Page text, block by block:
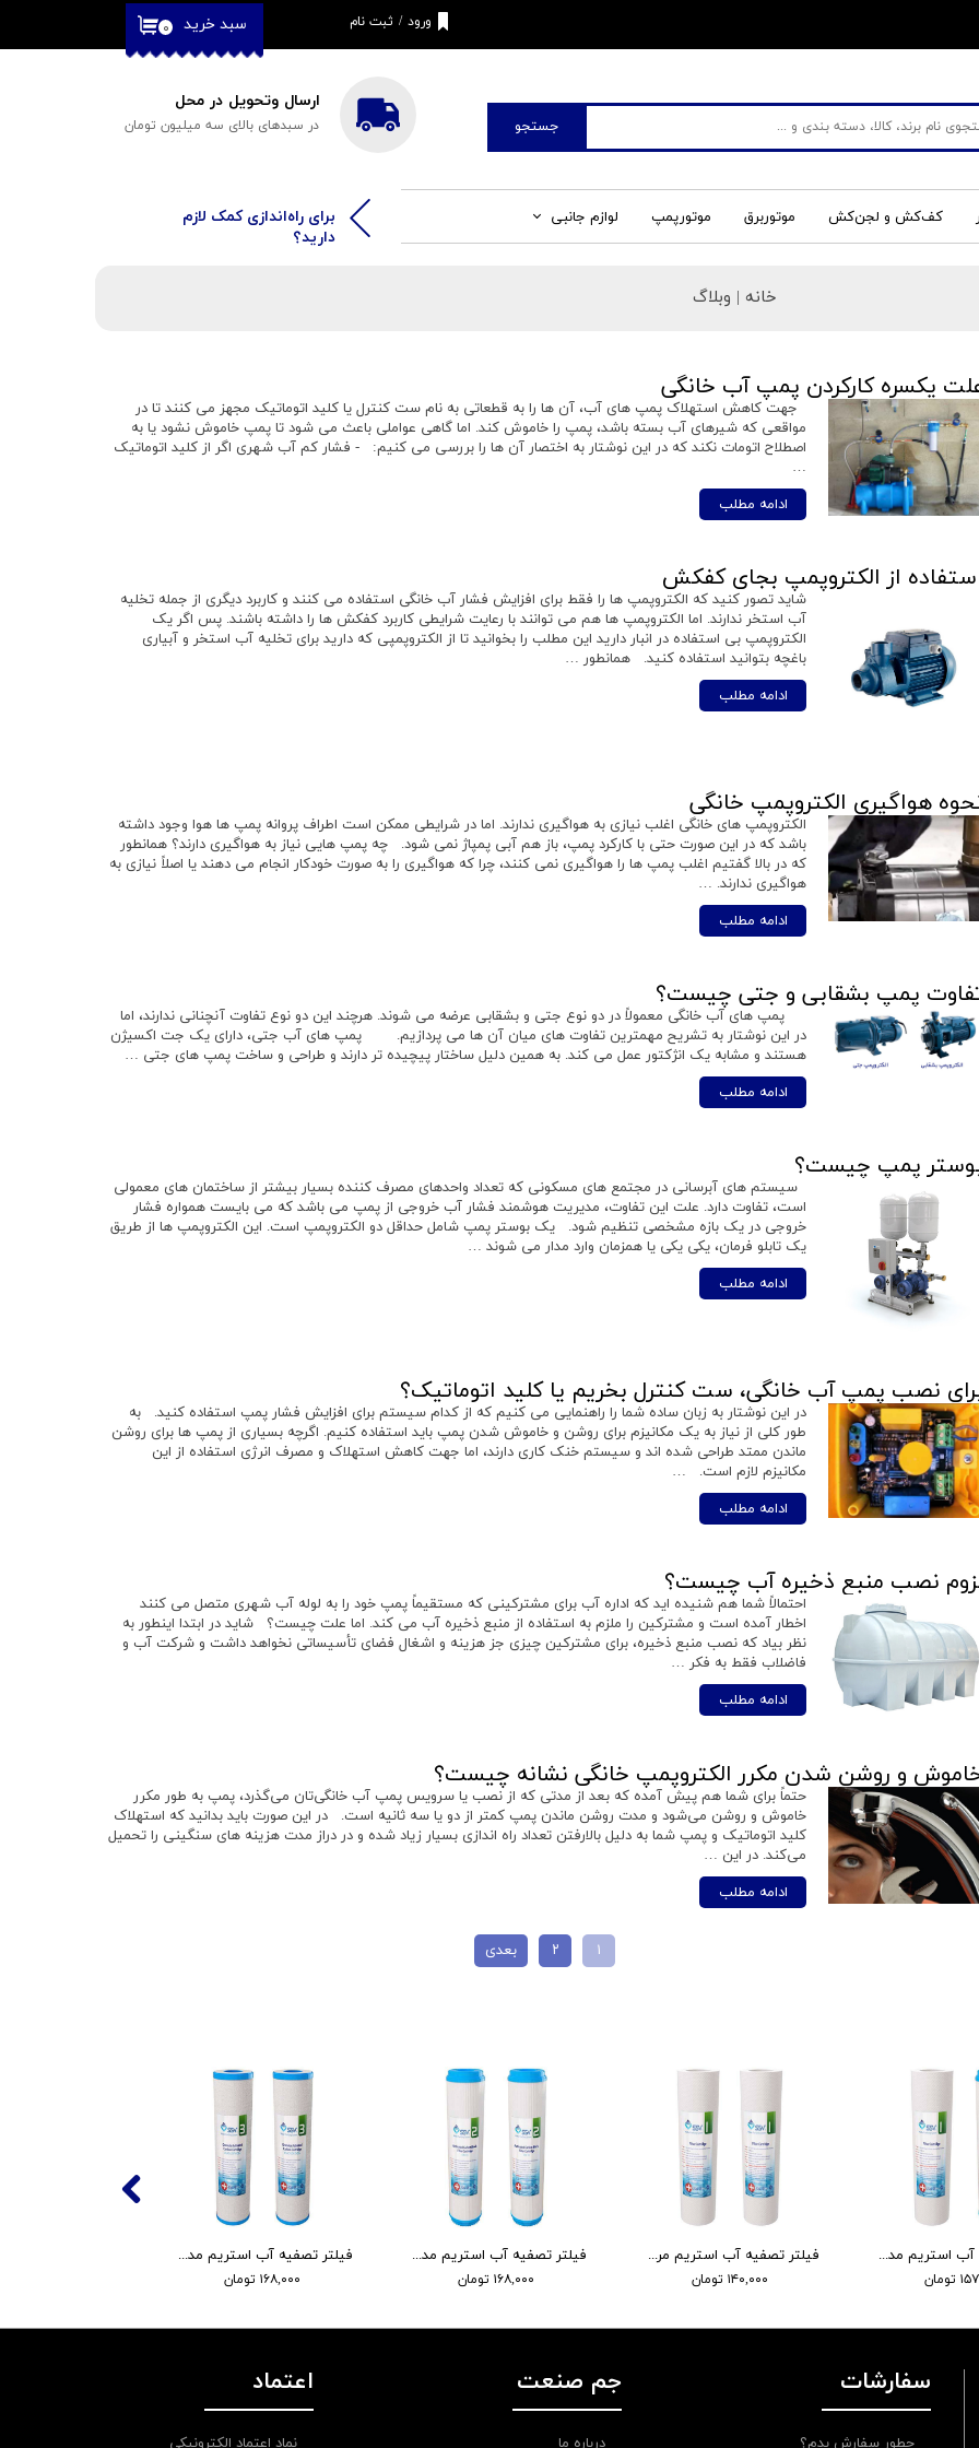
جستجو
ارسال وتحویل در محل
در سبدهای بالای سه میلیون تومان
۰ سبد خرید ورود / ثبت نام
حساب کاربری من
سفارشات
کاربری
کف‌کش و لجن‌کش موتوربرق موتورپمپ لوازم جانبی
​​برای راه‌اندازی کمک لازم
دارید؟
خانه | وبلاگ
یکسره کارکردن پمپ آب خانگی
جهت کاهش استهلاک پمپ های آب، آن ها را به قطعاتی به نام ست کنترل یا کلید اتوماتیک مجهز می کنند تا در
مواقعی که شیرهای آب بسته باشد، پمپ را خاموش کند. اما گاهی عواملی باعث می شود تا پمپ خاموش نشود یا به
اصطلاح اتومات نکند که در این نوشتار به اختصار آن ها را بررسی می کنیم: - فشار کم آب شهری اگر از کلید اتوماتیک
…
ادامه مطلب
از الکتروپمپ بجای کفکش
شاید تصور کنید که الکتروپمپ ها را فقط برای افزایش فشار آب خانگی استفاده می کنند و کاربرد دیگری از جمله تخلیه
آب استخر ندارند. اما الکتروپمپ ها هم می توانند با رعایت شرایطی کاربرد کفکش ها را داشته باشند. پس اگر یک
الکتروپمپ بی استفاده در انبار دارید این مطلب را بخوانید تا از الکتروپمپی که دارید برای تخلیه آب استخر و آبیاری
باغچه بتوانید استفاده کنید. همانطور …
ادامه مطلب
هواگیری الکتروپمپ خانگی
الکتروپمپ های خانگی اغلب نیازی به هواگیری ندارند. اما در شرایطی ممکن است اطراف پروانه پمپ ها هوا وجود داشته
باشد که در این صورت حتی با کارکرد پمپ، باز هم آبی پمپاژ نمی شود. چه پمپ هایی نیاز به هواگیری دارند؟ همانطور
که در بالا گفتیم اغلب پمپ ها را هواگیری نمی کنند، چرا که هواگیری را به صورت خودکار انجام می دهند یا اصلاً نیازی به
هواگیری ندارند. …
ادامه مطلب
پمپ بشقابی و جتی چیست؟
پمپ های آب خانگی معمولاً در دو نوع جتی و بشقابی عرضه می شوند. هرچند این دو نوع تفاوت آنچنانی ندارند، اما
در این نوشتار به تشریح مهمترین تفاوت های میان آن ها می پردازیم. پمپ های آب جتی، دارای یک جت اکسیژن
هستند و مشابه یک انژکتور عمل می کند. به همین دلیل ساختار پیچیده تر دارند و طراحی و ساخت پمپ های جتی …
ادامه مطلب
پمپ چیست؟
سیستم های آبرسانی در مجتمع های مسکونی که تعداد واحدهای مصرف کننده بسیار بیشتر از ساختمان های معمولی
است، تفاوت دارد. علت این تفاوت، مدیریت هوشمند فشار آب خروجی از پمپ می باشد که می بایست همواره فشار
خروجی در یک بازه مشخصی تنظیم شود. یک بوستر پمپ شامل حداقل دو الکتروپمپ است. این الکتروپمپ ها از طریق
یک تابلو فرمان، یکی یکی یا همزمان وارد مدار می شوند …
ادامه مطلب
نصب پمپ آب خانگی، ست کنترل بخریم یا کلید اتوماتیک؟
در این نوشتار به زبان ساده شما را راهنمایی می کنیم که از کدام سیستم برای افزایش فشار پمپ استفاده کنید. به
طور کلی از نیاز به یک مکانیزم برای روشن و خاموش شدن پمپ باید استفاده کنیم. اگرچه بسیاری از پمپ ها برای روشن
ماندن ممتد طراحی شده اند و سیستم خنک کاری دارند، اما جهت کاهش استهلاک و مصرف انرژی استفاده از این
مکانیزم لازم است. …
ادامه مطلب
نصب منبع ذخیره آب چیست؟
احتمالاً شما هم شنیده اید که اداره آب برای مشترکینی که مستقیماً پمپ خود را به لوله آب شهری متصل می کنند
اخطار آمده است و مشترکین را ملزم به استفاده از منبع ذخیره آب می کند. اما علت چیست؟ شاید در ابتدا اینطور به
نظر بیاد که نصب منبع ذخیره، برای مشترکین چیزی جز هزینه و اشغال فضای تأسیساتی نخواهد داشت و شرکت آب و
فاضلاب فقط به فکر …
ادامه مطلب
و روشن شدن مکرر الکتروپمپ خانگی نشانه چیست؟
حتماً برای شما هم پیش آمده که بعد از مدتی که از نصب یا سرویس پمپ آب خانگی‌تان می‌گذرد، پمپ به طور مکرر
خاموش و روشن می‌شود و مدت روشن ماندن پمپ کمتر از دو یا سه ثانیه است. در این صورت باید بدانید که استهلاک
کلید اتوماتیک و پمپ شما به دلیل بالارفتن تعداد راه اندازی بسیار زیاد شده و در دراز مدت هزینه های سنگینی را تحمیل
می‌کند. در این …
ادامه مطلب
۱ ۲ بعدی
فیلتر تصفیه آب استریم مدل لوکس مرحله سه- بسته دو عددی
۱۶۸,۰۰۰ تومان
فیلتر تصفیه آب استریم مدل لوکس مرحله دو- بسته دو عددی
۱۶۸,۰۰۰ تومان
فیلتر تصفیه آب استریم مرحله یک مدل لوکس- بسته دو عددی
۱۴۰,۰۰۰ تومان
فیلتر تصفیه آب استریم مدل لوکس مرحله یک و دو
سفارشات
چطور سفارش بدم؟
اعتماد
نماد اعتماد الکترونیکی
جم صنعت
درباره ما